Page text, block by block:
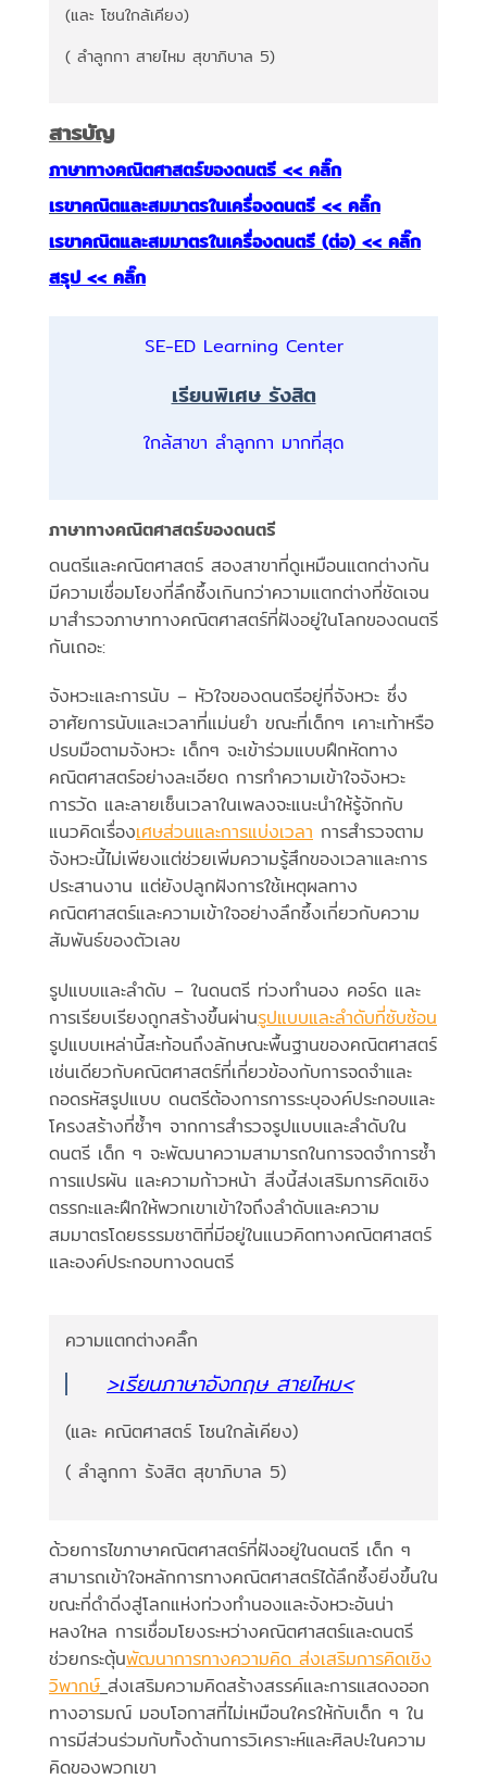
(และ โซนใกล้เคียง)
( ลำลูกกา สายไหม สุขาภิบาล 5)
สารบัญ
ภาษาทางคณิตศาสตร์ของดนตรี << คลิ๊ก
เรขาคณิตและสมมาตรในเครื่องดนตรี << คลิ๊ก
เรขาคณิตและสมมาตรในเครื่องดนตรี (ต่อ) << คลิ๊ก
สรุป << คลิ๊ก
SE-ED Learning Center
เรียนพิเศษ รังสิต
ใกล้สาขา ลำลูกกา มากที่สุด
ภาษาทางคณิตศาสตร์ของดนตรี
ดนตรีและคณิตศาสตร์ สองสาขาที่ดูเหมือนแตกต่างกัน
มีความเชื่อมโยงที่ลึกซึ้งเกินกว่าความแตกต่างที่ชัดเจน
มาสำรวจภาษาทางคณิตศาสตร์ที่ฝังอยู่ในโลกของดนตรี
กันเถอะ:
จังหวะและการนับ – หัวใจของดนตรีอยู่ที่จังหวะ ซึ่ง
อาศัยการนับและเวลาที่แม่นยำ ขณะที่เด็กๆ เคาะเท้าหรือ
ปรบมือตามจังหวะ เด็กๆ จะเข้าร่วมแบบฝึกหัดทาง
คณิตศาสตร์อย่างละเอียด การทำความเข้าใจจังหวะ
การวัด และลายเซ็นเวลาในเพลงจะแนะนำให้รู้จักกับ
แนวคิดเรื่องเศษส่วนและการแบ่งเวลา การสำรวจตาม
จังหวะนี้ไม่เพียงแต่ช่วยเพิ่มความรู้สึกของเวลาและการ
ประสานงาน แต่ยังปลูกฝังการใช้เหตุผลทาง
คณิตศาสตร์และความเข้าใจอย่างลึกซึ้งเกี่ยวกับความ
สัมพันธ์ของตัวเลข
รูปแบบและลำดับ – ในดนตรี ท่วงทำนอง คอร์ด และ
การเรียบเรียงถูกสร้างขึ้นผ่านรูปแบบและลำดับที่ซับซ้อน
รูปแบบเหล่านี้สะท้อนถึงลักษณะพื้นฐานของคณิตศาสตร์
เช่นเดียวกับคณิตศาสตร์ที่เกี่ยวข้องกับการจดจำและ
ถอดรหัสรูปแบบ ดนตรีต้องการการระบุองค์ประกอบและ
โครงสร้างที่ซ้ำๆ จากการสำรวจรูปแบบและลำดับใน
ดนตรี เด็ก ๆ จะพัฒนาความสามารถในการจดจำการซ้ำ
การแปรผัน และความก้าวหน้า สิ่งนี้ส่งเสริมการคิดเชิง
ตรรกะและฝึกให้พวกเขาเข้าใจถึงลำดับและความ
สมมาตรโดยธรรมชาติที่มีอยู่ในแนวคิดทางคณิตศาสตร์
และองค์ประกอบทางดนตรี
ความแตกต่างคลิ๊ก
>เรียนภาษาอังกฤษ สายไหม<
(และ คณิตศาสตร์ โซนใกล้เคียง)
( ลำลูกกา รังสิต สุขาภิบาล 5)
ด้วยการไขภาษาคณิตศาสตร์ที่ฝังอยู่ในดนตรี เด็ก ๆ
สามารถเข้าใจหลักการทางคณิตศาสตร์ได้ลึกซึ้งยิ่งขึ้นใน
ขณะที่ดำดิ่งสู่โลกแห่งท่วงทำนองและจังหวะอันน่า
หลงใหล การเชื่อมโยงระหว่างคณิตศาสตร์และดนตรี
ช่วยกระตุ้นพัฒนาการทางความคิด ส่งเสริมการคิดเชิง
วิพากษ์ ส่งเสริมความคิดสร้างสรรค์และการแสดงออก
ทางอารมณ์ มอบโอกาสที่ไม่เหมือนใครให้กับเด็ก ๆ ใน
การมีส่วนร่วมกับทั้งด้านการวิเคราะห์และศิลปะในความ
คิดของพวกเขา